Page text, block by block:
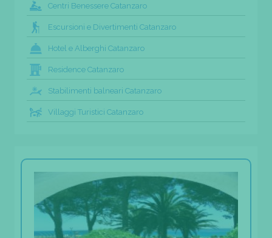
Centri Benessere Catanzaro
Escursioni e Divertimenti Catanzaro
Hotel e Alberghi Catanzaro
Residence Catanzaro
Stabilimenti balneari Catanzaro
Villaggi Turistici Catanzaro